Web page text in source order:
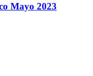
Mayo 2023